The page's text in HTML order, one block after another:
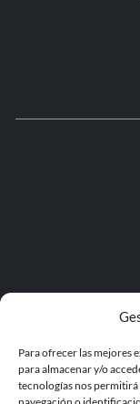
Para ofrecer las mejores
para almacenar y/o
tecnologías nos